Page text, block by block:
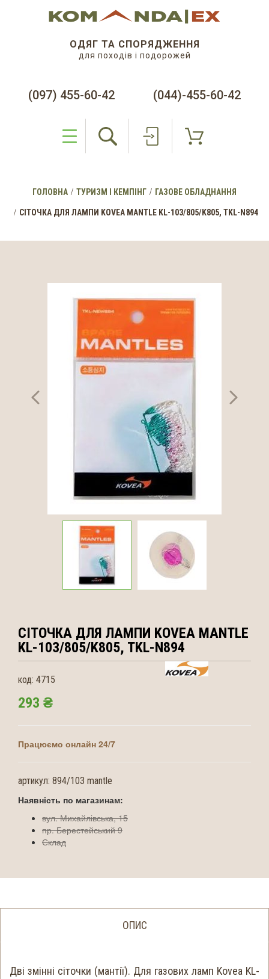
ОДЯГ ТА СПОРЯДЖЕННЯ
для походів і подорожей
(097) 455-60-42 (044)-455-60-42
ГОЛОВНА ТУРИЗМ І КЕМПІНГ ГАЗОВЕ ОБЛАДНАННЯ
СІТОЧКА ДЛЯ ЛАМПИ KOVEA MANTLE KL-103/805/K805, TKL-N894
СІТОЧКА ДЛЯ ЛАМПИ KOVEA MANTLE
KL-103/805/K805, TKL-N894
код: 4715
293 ₴
Працюємо онлайн 24/7
артикул: 894/103 mantle
Наявність по магазинам:
вул. Михайлівська, 15
пр. Берестейський 9
Склад
ОПИС
Дві змінні сіточки (мантії). Для газових ламп Kovea KL-